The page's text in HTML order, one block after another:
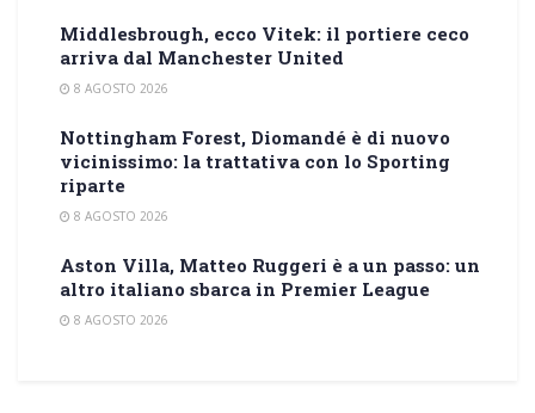
Middlesbrough, ecco Vitek: il portiere ceco
arriva dal Manchester United
8 AGOSTO 2026
Nottingham Forest, Diomandé è di nuovo
vicinissimo: la trattativa con lo Sporting
riparte
8 AGOSTO 2026
Aston Villa, Matteo Ruggeri è a un passo: un
altro italiano sbarca in Premier League
8 AGOSTO 2026